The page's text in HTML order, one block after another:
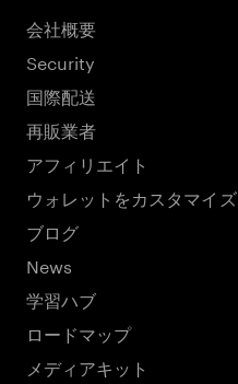
会社概要
Security
国際配送
再販業者
アフィリエイト
ウォレットをカスタマイズ
ブログ
News
学習ハブ
ロードマップ
メディアキット